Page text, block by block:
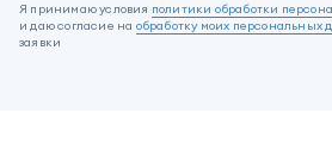
Я принимаю условия политики обработки
и даю согласие на обработку моих персональных
заявки